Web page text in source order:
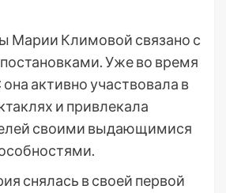
Марии Климовой связано с
Уже во время
активно участвовала в
и привлекала
своими выдающимися
снялась в своей первой